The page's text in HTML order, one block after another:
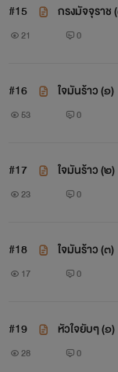
กรอบรูปใกล้ๆ มือก็
ส่วนหนึ่ง ก็กระเด็น
“
!
คำด่าทอรุนแรง มา
ฉันสนองความร่านใ
ผู้ชายคนอื่น เธอนี่
#15 กรงมัจจุราช
21 0
#16 ใจมันร้าว (๑)
53 0
#17 ใจมันร้าว (๒)
23 0
#18 ใจมันร้าว (๓)
17 0
#19 หัวใจยับๆ (๑)
28 0